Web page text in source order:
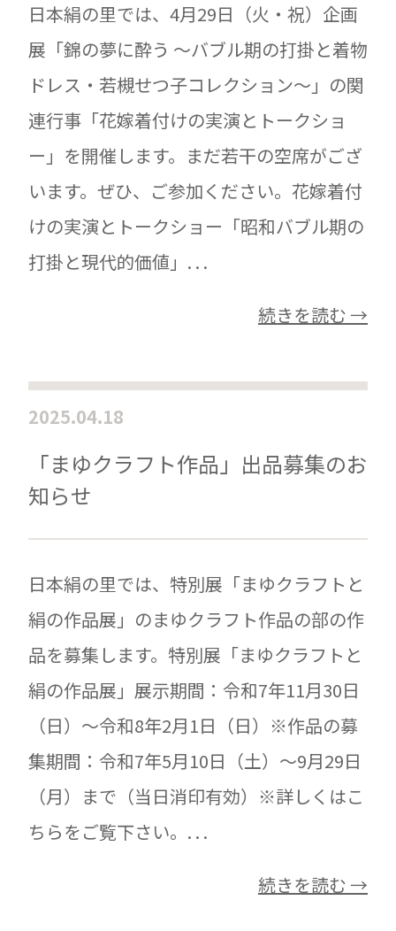
日本絹の里では、4月29日（火・祝）企画
展「錦の夢に酔う ～バブル期の打掛と着物
ドレス・若槻せつ子コレクション～」の関
連行事「花嫁着付けの実演とトークショ
ー」を開催します。まだ若干の空席がござ
います。ぜひ、ご参加ください。花嫁着付
けの実演とトークショー「昭和バブル期の
打掛と現代的価値」. . .
続きを読む →
2025.04.18
「まゆクラフト作品」出品募集のお
知らせ
日本絹の里では、特別展「まゆクラフトと
絹の作品展」のまゆクラフト作品の部の作
品を募集します。特別展「まゆクラフトと
絹の作品展」展示期間：令和7年11月30日
（日）～令和8年2月1日（日）※作品の募
集期間：令和7年5月10日（土）～9月29日
（月）まで（当日消印有効）※詳しくはこ
ちらをご覧下さい。. . .
続きを読む →